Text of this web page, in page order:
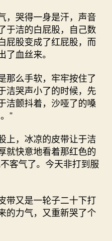
，哭得一身是汗，声音
于洁的白屁股，自己数
屁股变成了红屁股，而
血丝来。
那么手软，牢牢按住了
洁哭声小了的时候，先
洁颤抖着，沙哑了的嗓
”
上，冰凉的皮带让于洁
就快意地看着那红色的
客气了。今天非打到服
带又是一轮子二十下打
的力气，又重新哭了个